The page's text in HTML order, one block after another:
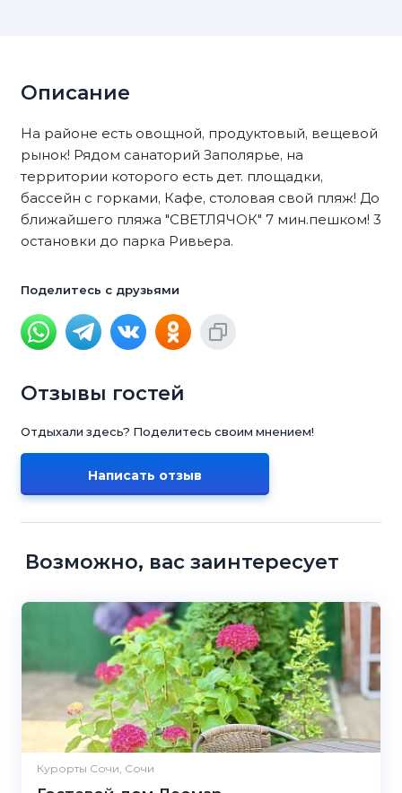
Описание
На районе есть овощной, продуктовый, вещевой
рынок! Рядом санаторий Заполярье, на
территории которого есть дет. площадки,
бассейн с горками, Кафе, столовая свой пляж! До
ближайшего пляжа "СВЕТЛЯЧОК" 7 мин.пешком! 3
остановки до парка Ривьера.
Поделитесь с друзьями
Отзывы гостей
Отдыхали здесь? Поделитесь своим мнением!
Написать отзыв
Возможно, вас заинтересует
Курорты Сочи, Сочи